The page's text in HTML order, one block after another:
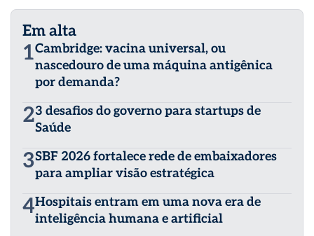
Em alta
1Cambridge: vacina universal, ou
nascedouro de uma máquina antigênica
por demanda?
23 desafios do governo para startups de
Saúde
3SBF 2026 fortalece rede de embaixadores
para ampliar visão estratégica
4Hospitais entram em uma nova era de
inteligência humana e artificial